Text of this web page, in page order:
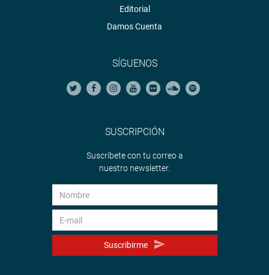
Editorial
Damos Cuenta
SÍGUENOS
SUSCRIPCIÓN
Suscríbete con tu correo a
nuestro newsletter.
Suscribirme